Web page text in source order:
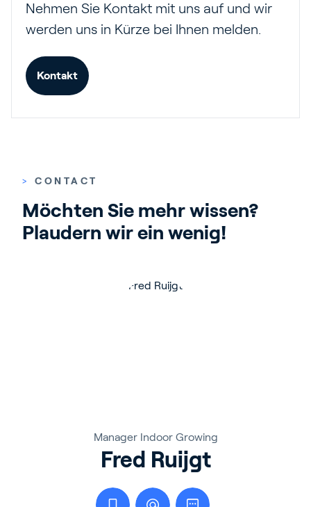
Nehmen Sie Kontakt mit uns auf und wir
werden uns in Kürze bei Ihnen melden.
Kontakt
> CONTACT
Möchten Sie mehr wissen?
Plaudern wir ein wenig!
Manager Indoor Growing
Fred Ruijgt